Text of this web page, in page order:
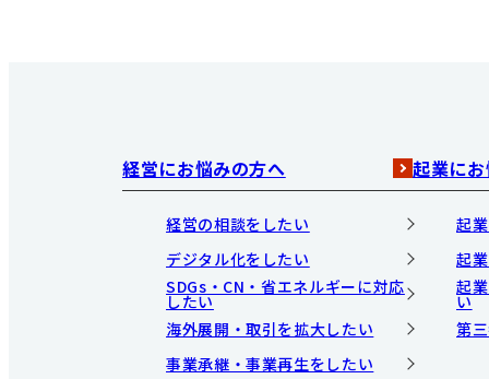
経営にお悩みの方へ
経営の相談をしたい
デジタル化をしたい
SDGs・CN・省エネルギーに対応
したい
海外展開・取引を拡大したい
事業承継・事業再生をしたい
起業に
起
起
起
い
第